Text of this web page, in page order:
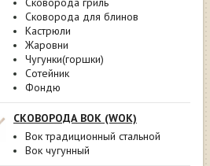
Сковорода для блинов
Кастрюли
Жаровни
Чугунки(горшки)
Сотейник
Фондю
СКОВОРОДА ВОК (WOK)
Вок традиционный стальной
Вок чугунный